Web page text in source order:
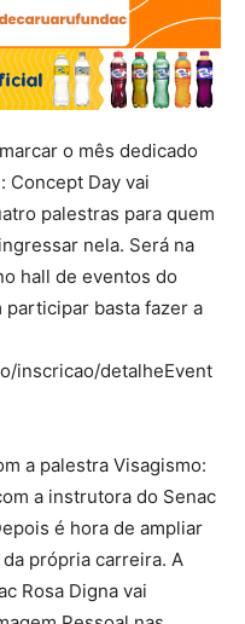
o mês dedicado
Concept Day vai
palestras para quem
nela. Será na
hall de eventos do
basta fazer a
inscricao/detalheEvent
a palestra Visagismo:
a instrutora do Senac
é hora de ampliar
própria carreira. A
Rosa Digna vai